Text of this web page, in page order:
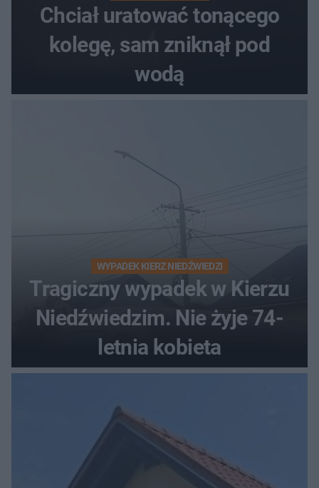
Chciał uratować tonącego
kolegę, sam zniknął pod
wodą
WYPADEK KIERZ NIEDŹWIEDZI
Tragiczny wypadek w Kierzu
Niedźwiedzim. Nie żyje 74-
letnia kobieta